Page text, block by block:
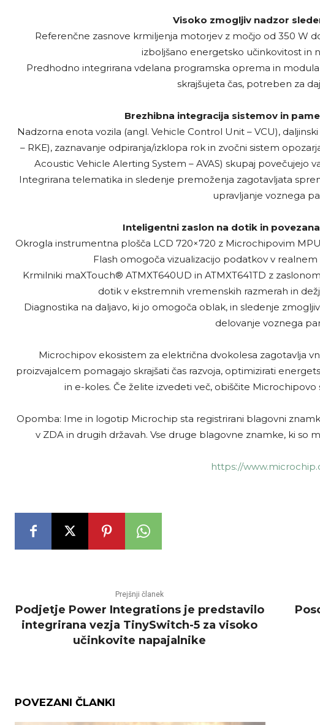
Visoko zmogljiv nadzor
Referenčne zasnove krmiljenja motorjev z močjo od 350 W
izboljšano energetsko učinkovitost in
Predhodno integrirana vdelana programska oprema in
skrajšujeta čas, potreben za
Brezhibna integracija sistemov in
Nadzorna enota vozila (angl. Vehicle Control Unit – VCU),
– RKE), zaznavanje odpiranja/izklopa rok in zvočni sistem
Acoustic Vehicle Alerting System – AVAS) skupaj povečujejo
Integrirana telematika in sledenje premoženja zagotavljata
upravljanje voznega
Inteligentni zaslon na dotik in
Okrogla instrumentna plošča LCD 720×720 z Microchipovim
Flash omogoča vizualizacijo podatkov v
Krmilniki maXTouch® ATMXT640UD in ATMXT641TD z
dotik v ekstremnih vremenskih razmerah in
Diagnostika na daljavo, ki jo omogoča oblak, in sledenje
delovanje voznega
Microchipov ekosistem za električna dvokolesa zagotavlja
proizvajalcem pomagajo skrajšati čas razvoja, optimizirati
in e-koles. Če želite izvedeti več, obiščite
Opomba: Ime in logotip Microchip sta registrirani blagovni
v ZDA in drugih državah. Vse druge blagovne znamke, ki so
https://
Prejšnji članek
Podjetje Power Integrations je predstavilo
integrirana vezja TinySwitch-5 za visoko
učinkovite napajalnike
POVEZANI ČLANKI